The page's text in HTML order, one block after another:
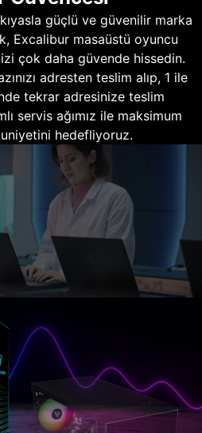
güçlü ve güvenilir marka
Excalibur masaüstü oyuncu
çok daha güvende hissedin.
adresten teslim alıp, 1 ile
tekrar adresinize teslim
servis ağımız ile maksimum
hedefliyoruz.